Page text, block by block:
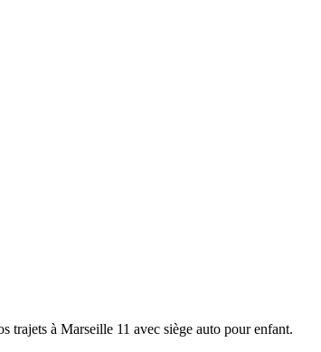
trajets à Marseille 11 avec siège auto pour enfant.